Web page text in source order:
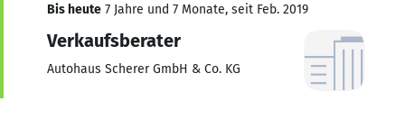
Bis heute 7 Jahre und 7 Monate, seit Feb. 2019
Verkaufsberater
Autohaus Scherer GmbH & Co. KG